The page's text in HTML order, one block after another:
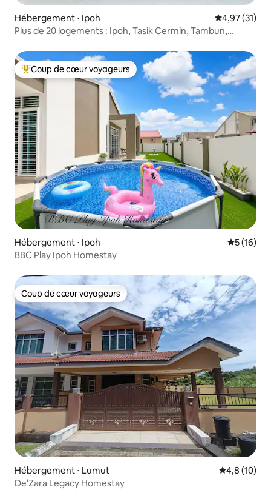
Hébergement ⋅ Ipoh Évaluation
4,97 (31)
Plus de 20 logements : Ipoh, Tasik Cermin, Tambun,
Coups de cœur voyageurs les plus appréciés
Coup de cœur voyageurs
Hébergement ⋅ Ipoh
5 (16)
BBC Play Ipoh Homestay
Coup de cœur voyageurs
Coup de cœur voyageurs
Hébergement ⋅ Lumut Évaluation
4,8 (10)
De'Zara Legacy Homestay